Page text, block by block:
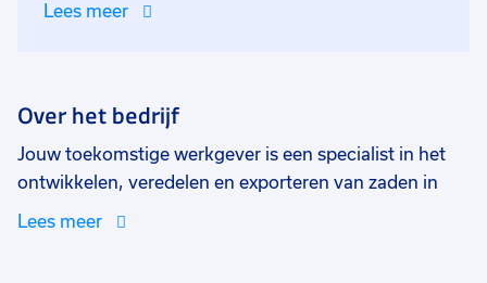
Lees meer
Over het bedrijf
Jouw toekomstige werkgever is een specialist in het
ontwikkelen, veredelen en exporteren van zaden in
binnenland en buitenland. Er hangt altijd een gezellige
Lees meer